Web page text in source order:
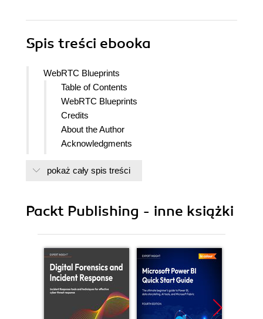
Spis treści ebooka
WebRTC Blueprints
Table of Contents
WebRTC Blueprints
Credits
About the Author
Acknowledgments
www.PacktPub.com
Why subscribe?
Preface
What is WebRTC?
Supported platforms and devices
Codecs that are supported in
WebRTC
pokaż cały spis treści
Packt Publishing - inne książki